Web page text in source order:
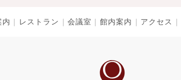
内 レストラン 会議室 館内案内 アクセス